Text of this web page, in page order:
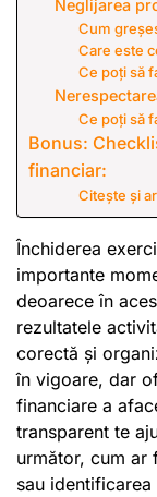
Neglijarea
Cum
Care este
Ce poți să
Ce poți să
Bonus:
financiar:
Citește și
Închiderea
importante
deoarece în
rezultatele
corectă și
în vigoare, dar
financiare a
transparent te
următor, cum ar
sau